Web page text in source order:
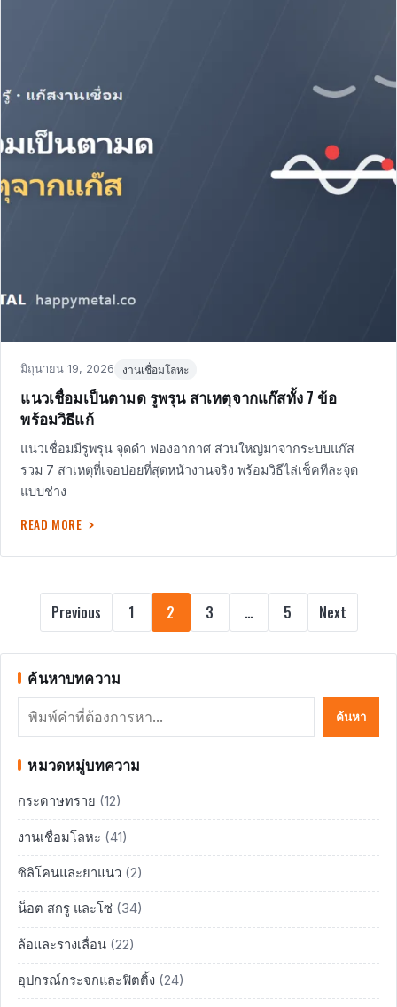
Posted
มิถุนายน 19, 2026 งานเชื่อมโลหะ
แนวเชื่อมเป็นตามด รูพรุน สาเหตุจากแก๊สทั้ง 7 ข้อ
พร้อมวิธีแก้
แนวเชื่อมมีรูพรุน จุดดำ ฟองอากาศ ส่วนใหญ่มาจากระบบแก๊ส
รวม 7 สาเหตุที่เจอบ่อยที่สุดหน้างานจริง พร้อมวิธีไล่เช็คทีละจุด
แบบช่าง
READ MORE
POSTS
PAGINATION
Previous 1 2 3 … 5 Next
ค้นหาบทความ
ค้นหา ค้นหา
หมวดหมู่บทความ
กระดาษทราย (12)
งานเชื่อมโลหะ (41)
ซิลิโคนและยาแนว (2)
น็อต สกรู และโซ่ (34)
ล้อและรางเลื่อน (22)
อุปกรณ์กระจกและฟิตติ้ง (24)